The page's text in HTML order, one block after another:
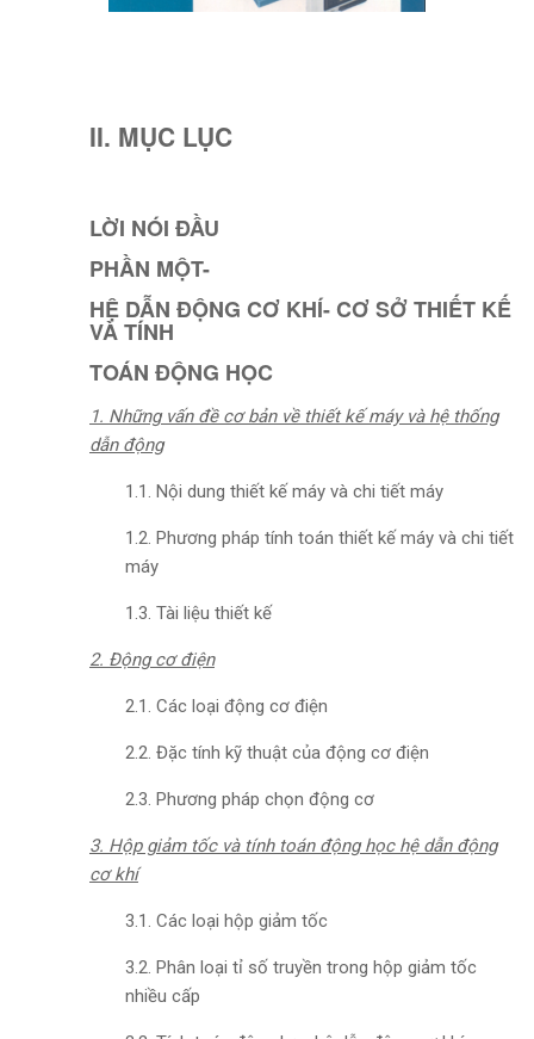
II. MỤC LỤC
LỜI NÓI ĐẦU
PHẦN MỘT-
HỆ DẪN ĐỘNG CƠ KHÍ- CƠ SỞ THIẾT KẾ
VÀ TÍNH
TOÁN ĐỘNG HỌC
1. Những vấn đề cơ bản về thiết kế máy và hệ thống
dẫn động
1.1. Nội dung thiết kế máy và chi tiết máy
1.2. Phương pháp tính toán thiết kế máy và chi tiết
máy
1.3. Tài liệu thiết kế
2. Động cơ điện
2.1. Các loại động cơ điện
2.2. Đặc tính kỹ thuật của động cơ điện
2.3. Phương pháp chọn động cơ
3. Hộp giảm tốc và tính toán động học hệ dẫn động
cơ khí
3.1. Các loại hộp giảm tốc
3.2. Phân loại tỉ số truyền trong hộp giảm tốc
nhiều cấp